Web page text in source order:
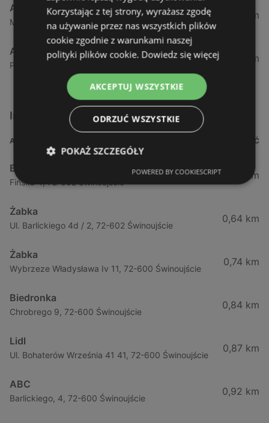
Action
Mieszka, I63, 70-011 Szczecin
57,43 km
Action
Południowa 18, 71-001 Szczecin
58,59 km
Inne sklepy Supermarkety w pobliżu
ADRES ODLEGŁOŚĆ
Biedronka
Fińska 4, 72-602 Świnoujście
0,23 km
Żabka
Ul. Barlickiego 4d / 2, 72-602 Świnoujście
0,64 km
Żabka
Wybrzeze Władysława Iv 11, 72-600 Świnoujście
0,74 km
Biedronka
Chrobrego 9, 72-600 Świnoujście
0,84 km
Lidl
Ul. Bohaterów Września 41 41, 72-600 Świnoujście
0,87 km
ABC
Barlickiego, 4, 72-600 Świnoujście
0,92 km
Korzystając z tej strony, wyrażasz zgodę
na używanie przez nas wszystkich plików
cookie zgodnie z warunkami naszej
polityki plików cookie. Dowiedz się więcej
AKCEPTUJ WSZYSTKIE
ODRZUĆ WSZYSTKIE
POKAŻ SZCZEGÓŁY
POWERED BY COOKIESCRIPT